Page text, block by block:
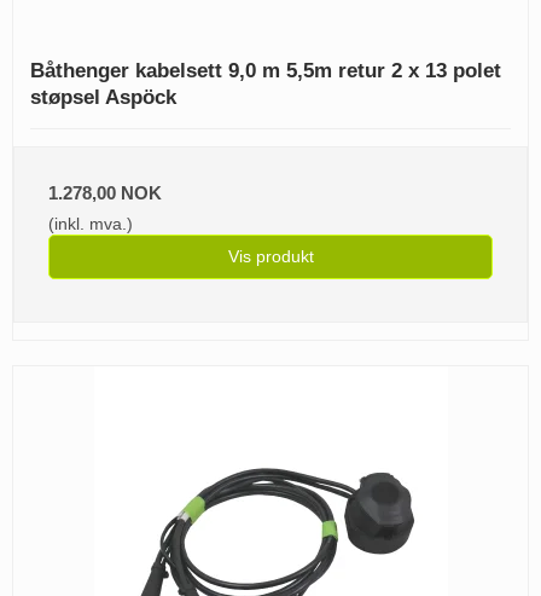
Båthenger kabelsett 9,0 m 5,5m retur 2 x 13 polet
støpsel Aspöck
1.278,00 NOK
(inkl. mva.)
Vis produkt